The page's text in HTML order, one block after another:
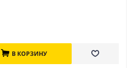
В КОРЗИНУ